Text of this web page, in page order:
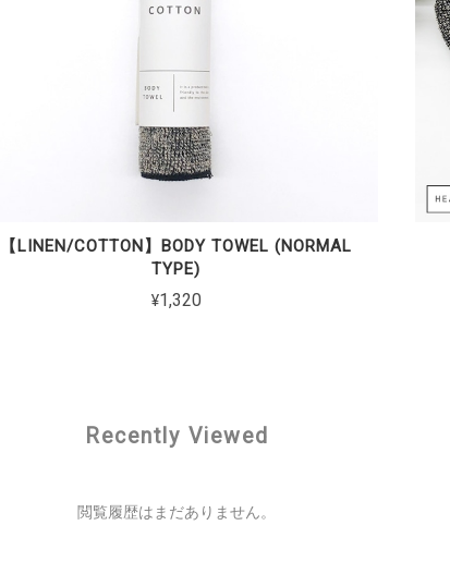
【LINEN/COTTON】BODY TOWEL (NORMAL
TYPE)
¥1,320
Recently Viewed
閲覧履歴はまだありません。